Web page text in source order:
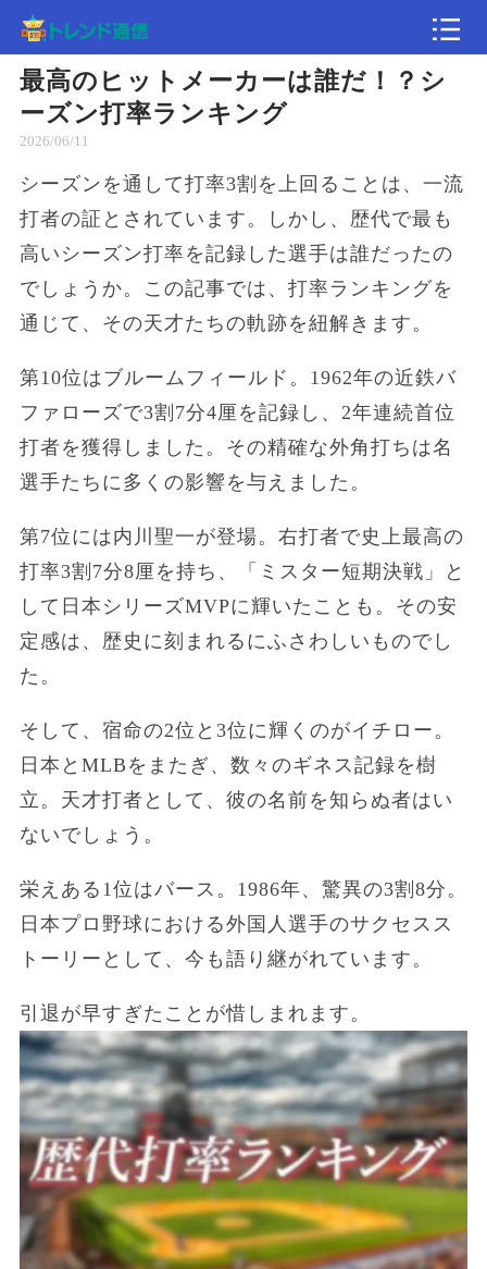
最高のヒットメーカーは誰だ！？シ
ーズン打率ランキング
2026/06/11
シーズンを通して打率3割を上回ることは、一流
打者の証とされています。しかし、歴代で最も
高いシーズン打率を記録した選手は誰だったの
でしょうか。この記事では、打率ランキングを
通じて、その天才たちの軌跡を紐解きます。
第10位はブルームフィールド。1962年の近鉄バ
ファローズで3割7分4厘を記録し、2年連続首位
打者を獲得しました。その精確な外角打ちは名
選手たちに多くの影響を与えました。
第7位には内川聖一が登場。右打者で史上最高の
打率3割7分8厘を持ち、「ミスター短期決戦」と
して日本シリーズMVPに輝いたことも。その安
定感は、歴史に刻まれるにふさわしいものでし
た。
そして、宿命の2位と3位に輝くのがイチロー。
日本とMLBをまたぎ、数々のギネス記録を樹
立。天才打者として、彼の名前を知らぬ者はい
ないでしょう。
栄えある1位はバース。1986年、驚異の3割8分。
日本プロ野球における外国人選手のサクセスス
トーリーとして、今も語り継がれています。
引退が早すぎたことが惜しまれます。
記事
速報